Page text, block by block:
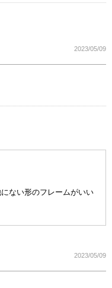
2023/05/09
ない形のフレームがいい
2023/05/09